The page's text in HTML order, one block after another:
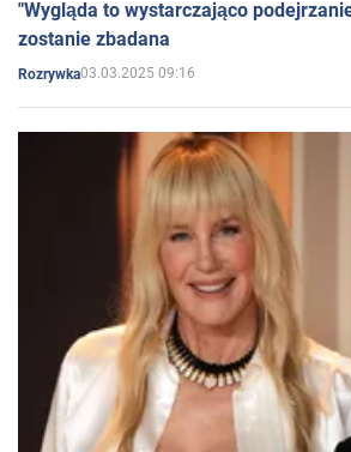
"Wygląda to wystarczająco
zostanie zbadana
Rozrywka03.03.2025 09:16